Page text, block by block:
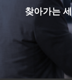
찾아가는